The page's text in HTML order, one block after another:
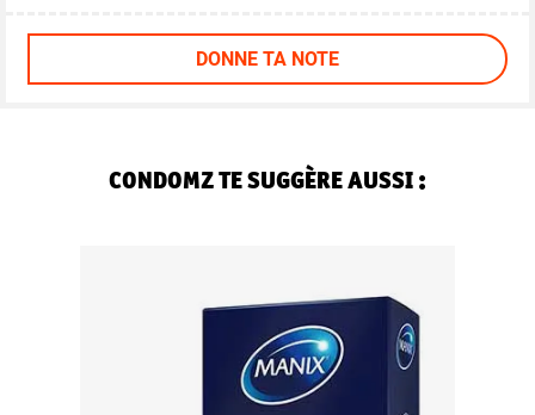
DONNE TA NOTE
CONDOMZ TE SUGGÈRE AUSSI :